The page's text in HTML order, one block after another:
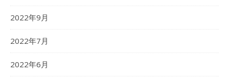
2022年9月
2022年7月
2022年6月